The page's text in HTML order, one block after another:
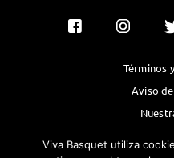
Términos
Aviso
Viva Basquet utiliza